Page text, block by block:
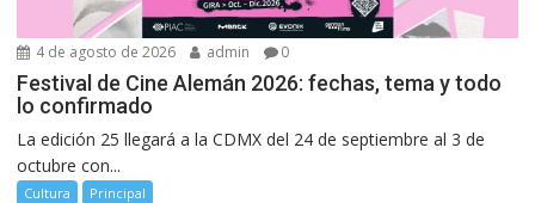
4 de agosto de 2026 admin 0
Festival de Cine Alemán 2026: fechas, tema y todo
lo confirmado
La edición 25 llegará a la CDMX del 24 de septiembre al 3 de
octubre con...
Cultura Principal